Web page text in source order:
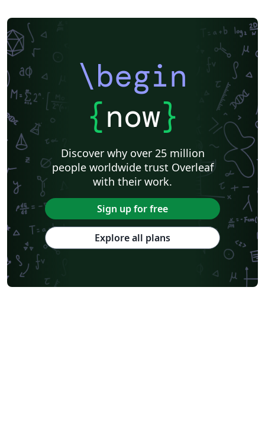
\begin
{now}
Discover why over 25 million
people worldwide trust Overleaf
with their work.
Sign up for free
Explore all plans